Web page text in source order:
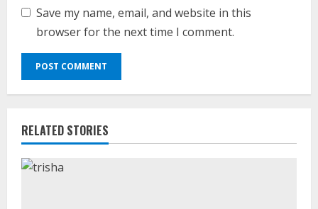
Save my name, email, and website in this
browser for the next time I comment.
RELATED STORIES